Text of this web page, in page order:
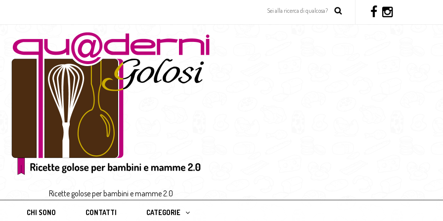
Ricette golose per bambini e mamme 2.0
CHI SONO CONTATTI CATEGORIE